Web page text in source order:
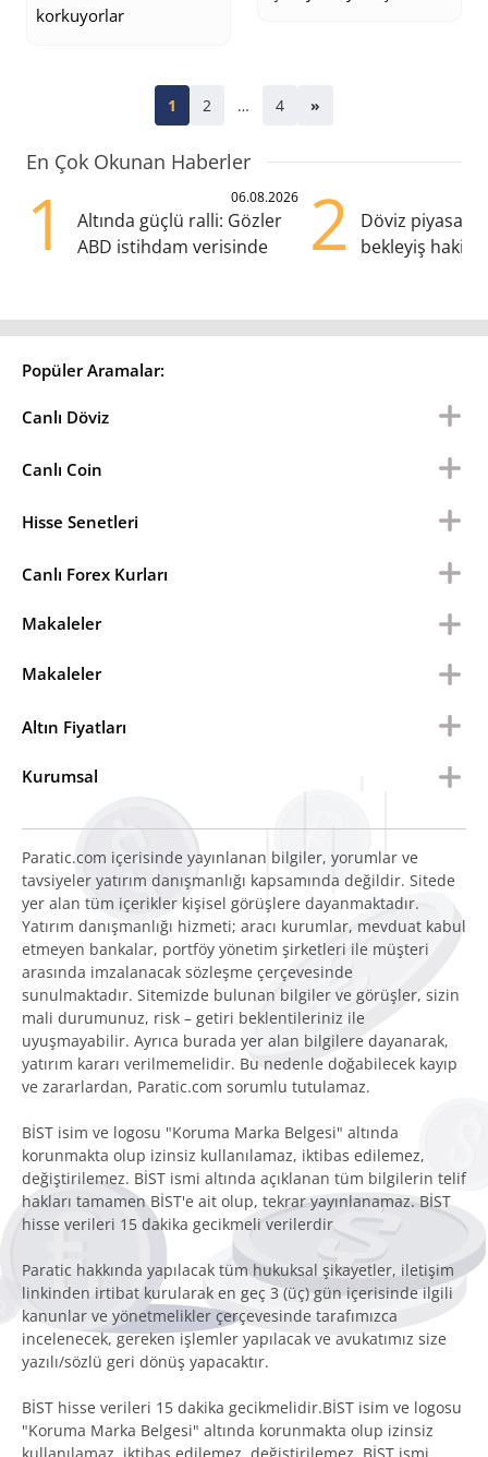
korkuyorlar
1 2 … 4 »
En Çok Okunan Haberler
1 06.08.2026
Altında güçlü ralli: Gözler
ABD istihdam verisinde
2
Döviz
bekleyiş
Popüler Aramalar:
Canlı Döviz
Canlı Coin
Hisse Senetleri
Canlı Forex Kurları
Makaleler
Makaleler
Altın Fiyatları
Kurumsal
Paratic.com içerisinde yayınlanan bilgiler, yorumlar ve
tavsiyeler yatırım danışmanlığı kapsamında değildir. Sitede
yer alan tüm içerikler kişisel görüşlere dayanmaktadır.
Yatırım danışmanlığı hizmeti; aracı kurumlar, mevduat kabul
etmeyen bankalar, portföy yönetim şirketleri ile müşteri
arasında imzalanacak sözleşme çerçevesinde
sunulmaktadır. Sitemizde bulunan bilgiler ve görüşler, sizin
mali durumunuz, risk – getiri beklentileriniz ile
uyuşmayabilir. Ayrıca burada yer alan bilgilere dayanarak,
yatırım kararı verilmemelidir. Bu nedenle doğabilecek kayıp
ve zararlardan, Paratic.com sorumlu tutulamaz.
BİST isim ve logosu "Koruma Marka Belgesi" altında
korunmakta olup izinsiz kullanılamaz, iktibas edilemez,
değiştirilemez. BİST ismi altında açıklanan tüm bilgilerin telif
hakları tamamen BİST'e ait olup, tekrar yayınlanamaz. BİST
hisse verileri 15 dakika gecikmeli verilerdir
Paratic hakkında yapılacak tüm hukuksal şikayetler, iletişim
linkinden irtibat kurularak en geç 3 (üç) gün içerisinde ilgili
kanunlar ve yönetmelikler çerçevesinde tarafımızca
incelenecek, gereken işlemler yapılacak ve avukatımız size
yazılı/sözlü geri dönüş yapacaktır.
BİST hisse verileri 15 dakika gecikmelidir.BİST isim ve logosu
"Koruma Marka Belgesi" altında korunmakta olup izinsiz